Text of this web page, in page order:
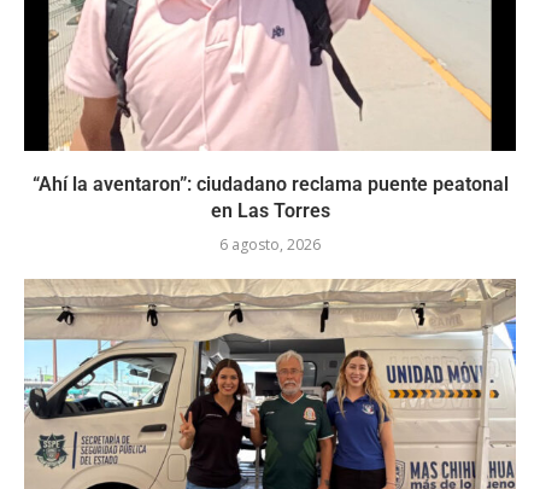
“Ahí la aventaron”: ciudadano reclama puente peatonal
en Las Torres
6 agosto, 2026